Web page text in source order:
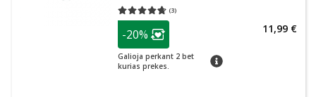
(3)
Vidutinis įvertinimas 4.67
patarimas
Lojalumo klubo narių nuolaida
-20%
Galioja perkant 2 bet
kurias prekes.
patarimas
11,99 €